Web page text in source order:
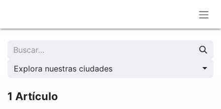
Explora nuestras ciudades
1 Artículo